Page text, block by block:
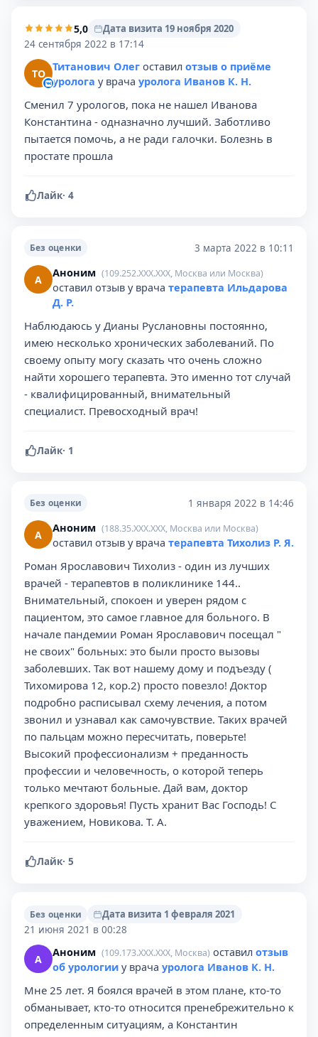
5,0
Дата визита 19 ноября 2020
24 сентября 2022 в 17:14
ТО Титанович Олег оставил отзыв о приёме
уролога у врача уролога Иванов К. Н.
Сменил 7 урологов, пока не нашел Иванова
Константина - одназначно лучший. Заботливо
пытается помочь, а не ради галочки. Болезнь в
простате прошла
Лайк· 4
Без оценки 3 марта 2022 в 10:11
А Аноним (109.252.XXX.XXX, Москва или Москва)
оставил отзыв у врача терапевта Ильдарова
Д. Р.
Наблюдаюсь у Дианы Руслановны постоянно,
имею несколько хронических заболеваний. По
своему опыту могу сказать что очень сложно
найти хорошего терапевта. Это именно тот случай
- квалифицированный, внимательный
специалист. Превосходный врач!
Лайк· 1
Без оценки 1 января 2022 в 14:46
А Аноним (188.35.XXX.XXX, Москва или Москва)
оставил отзыв у врача терапевта Тихолиз Р. Я.
Роман Ярославович Тихолиз - один из лучших
врачей - терапевтов в поликлинике 144..
Внимательный, спокоен и уверен рядом с
пациентом, это самое главное для больного. В
начале пандемии Роман Ярославович посещал "
не своих" больных: это были просто вызовы
заболевших. Так вот нашему дому и подъезду (
Тихомирова 12, кор.2) просто повезло! Доктор
подробно расписывал схему лечения, а потом
звонил и узнавал как самочувствие. Таких врачей
по пальцам можно пересчитать, поверьте!
Высокий профессионализм + преданность
профессии и человечность, о которой теперь
только мечтают больные. Дай вам, доктор
крепкого здоровья! Пусть хранит Вас Господь! С
уважением, Новикова. Т. А.
Лайк· 5
Без оценки
Дата визита 1 февраля 2021
21 июня 2021 в 00:28
А Аноним (109.173.XXX.XXX, Москва) оставил отзыв
об урологии у врача уролога Иванов К. Н.
Мне 25 лет. Я боялся врачей в этом плане, кто-то
обманывает, кто-то относится пренебрежительно к
определенным ситуациям, а Константин